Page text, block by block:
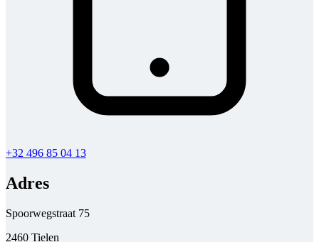
+32 496 85 04 13
Adres
Spoorwegstraat 75
2460 Tielen